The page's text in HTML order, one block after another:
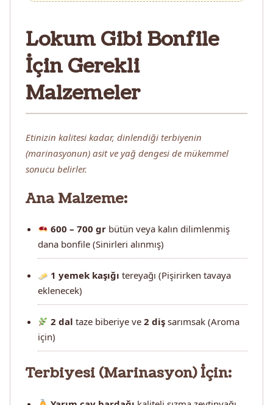
Lokum Gibi Bonfile
İçin Gerekli
Malzemeler
Etinizin kalitesi kadar, dinlendiği terbiyenin
(marinasyonun) asit ve yağ dengesi de mükemmel
sonucu belirler.
Ana Malzeme:
600 – 700 gr bütün veya kalın dilimlenmiş
dana bonfile (Sinirleri alınmış)
1 yemek kaşığı tereyağı (Pişirirken tavaya
eklenecek)
2 dal taze biberiye ve2 diş sarımsak (Aroma
için)
Terbiyesi (Marinasyon) İçin: